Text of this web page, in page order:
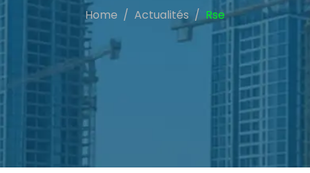
Home Actualités Rse